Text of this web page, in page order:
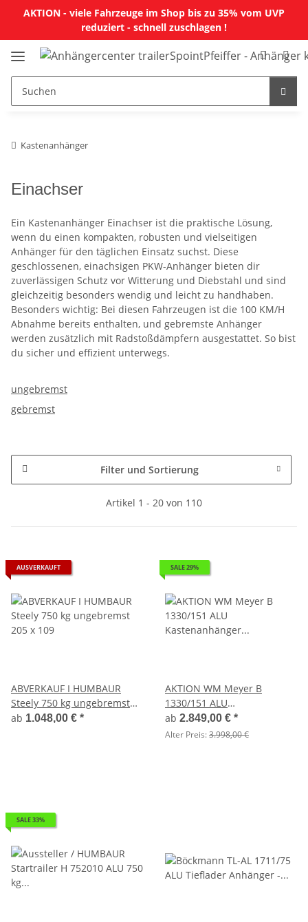
AKTION - viele Fahrzeuge im Shop bis zu 35% vom UVP
reduziert - schnell zuschlagen !
Kastenanhänger
Einachser
Ein Kastenanhänger Einachser ist die praktische Lösung,
wenn du einen kompakten, robusten und vielseitigen
Anhänger für den täglichen Einsatz suchst. Diese
geschlossenen, einachsigen PKW-Anhänger bieten dir
zuverlässigen Schutz vor Witterung und Diebstahl und sind
gleichzeitig besonders wendig und leicht zu handhaben.
Besonders wichtig: Bei diesen Fahrzeugen ist die 100 KM/H
Abnahme bereits enthalten, und gebremste Anhänger
werden zusätzlich mit Radstoßdämpfern ausgestattet. So bist
du sicher und effizient unterwegs.
ungebremst
gebremst
Filter und Sortierung
Artikel 1 - 20 von 110
AUSVERKAUFT
ABVERKAUF I HUMBAUR
Steely 750 kg ungebremst
205 x 109
ab 1.048,00 € *
SALE 29%
AKTION WM Meyer B
1330/151 ALU
Kastenanhänger Einachser
gebremst mit Laubgitter SP-
ab 2.849,00 € *
Alter Preis:3.998,00 €
SALE 33%